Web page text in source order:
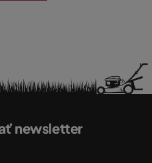
p
r
y
o
newsletter